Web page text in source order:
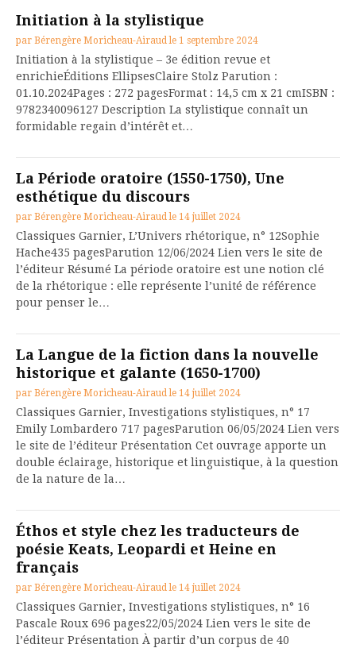
Initiation à la stylistique
par Bérengère Moricheau-Airaud le 1 septembre 2024
Initiation à la stylistique – 3e édition revue et
enrichieÉditions EllipsesClaire Stolz Parution :
01.10.2024Pages : 272 pagesFormat : 14,5 cm x 21 cmISBN :
9782340096127 Description La stylistique connaît un
formidable regain d’intérêt et…
La Période oratoire (1550-1750), Une
esthétique du discours
par Bérengère Moricheau-Airaud le 14 juillet 2024
Classiques Garnier, L’Univers rhétorique, n° 12Sophie
Hache435 pagesParution 12/06/2024 Lien vers le site de
l’éditeur Résumé La période oratoire est une notion clé
de la rhétorique : elle représente l’unité de référence
pour penser le…
La Langue de la fiction dans la nouvelle
historique et galante (1650-1700)
par Bérengère Moricheau-Airaud le 14 juillet 2024
Classiques Garnier, Investigations stylistiques, n° 17
Emily Lombardero 717 pagesParution 06/05/2024 Lien vers
le site de l’éditeur Présentation Cet ouvrage apporte un
double éclairage, historique et linguistique, à la question
de la nature de la…
Éthos et style chez les traducteurs de
poésie Keats, Leopardi et Heine en
français
par Bérengère Moricheau-Airaud le 14 juillet 2024
Classiques Garnier, Investigations stylistiques, n° 16
Pascale Roux 696 pages22/05/2024 Lien vers le site de
l’éditeur Présentation À partir d’un corpus de 40